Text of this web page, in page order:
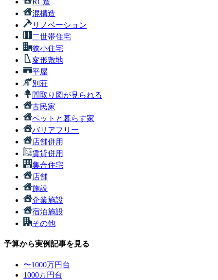
RC造
混構造
リノベーション
二世帯住宅
狭小住宅
変形敷地
平屋
別荘
間取り図が見られる
古民家
ペットと暮らす家
バリアフリー
店舗併用
賃貸併用
集合住宅
店舗
施設
企業施設
宿泊施設
その他
予算から実例記事を見る
〜1000万円台
1000万円台